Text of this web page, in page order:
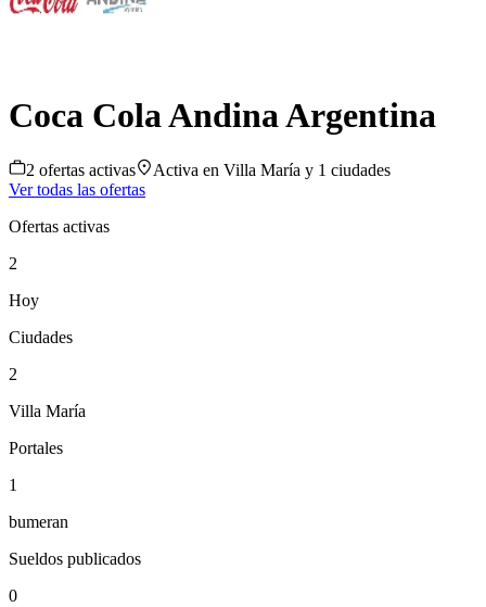
Coca Cola Andina Argentina
2 ofertas activas Activa en Villa María y 1 ciudades
Ver todas las ofertas
Ofertas activas
2
Hoy
Ciudades
2
Villa María
Portales
1
bumeran
Sueldos publicados
0